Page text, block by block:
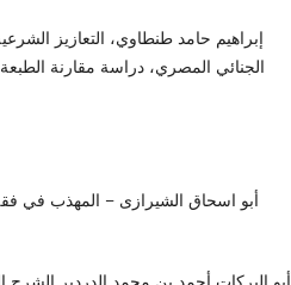
إبراهيم حامد طنطاوي، التعازيز
أبو اسحاق الشيرازى – المهذب في